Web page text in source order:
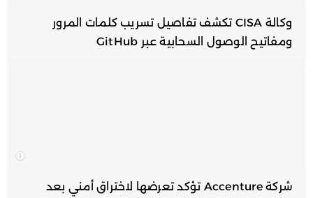
وكالة CISA تكشف تفاصيل تسريب كلمات المرور
ومفاتيح الوصول السحابية عبر GitHub
شركة Accenture تؤكد تعرضها لاختراق أمني بعد